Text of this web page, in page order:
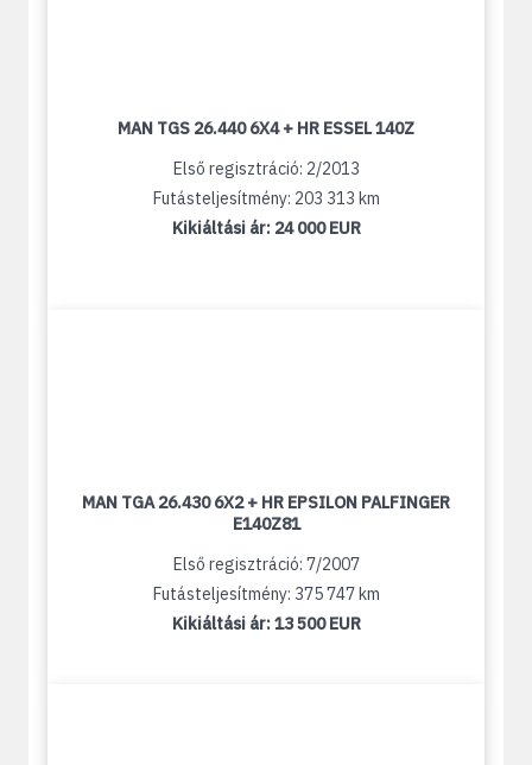
MAN TGS 26.440 6X4 + HR ESSEL 140Z
Első regisztráció: 2/2013
Futásteljesítmény: 203 313 km
Kikiáltási ár: 24 000 EUR
MAN TGA 26.430 6X2 + HR EPSILON PALFINGER
E140Z81
Első regisztráció: 7/2007
Futásteljesítmény: 375 747 km
Kikiáltási ár:13 500 EUR